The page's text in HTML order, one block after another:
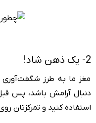
2- یک ذهن شاد!
مغز ما به طرز شگفت‌آوری
دنبال آرامش باشد، پس
استفاده کنید و